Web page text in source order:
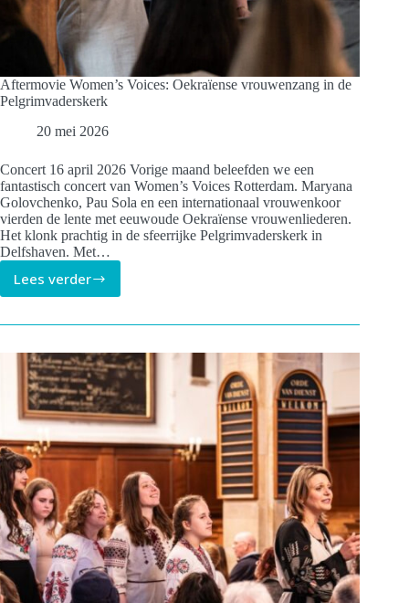
Aftermovie Women’s Voices: Oekraïense vrouwenzang in de
Pelgrimvaderskerk
20 mei 2026
Concert 16 april 2026 Vorige maand beleefden we een
fantastisch concert van Women’s Voices Rotterdam. Maryana
Golovchenko, Pau Sola en een internationaal vrouwenkoor
vierden de lente met eeuwoude Oekraïense vrouwenliederen.
Het klonk prachtig in de sfeerrijke Pelgrimvaderskerk in
Delfshaven. Met…
Lees verderAftermovie
Voices:
vrouwenzang
in
de
Pelgrimvaderskerk